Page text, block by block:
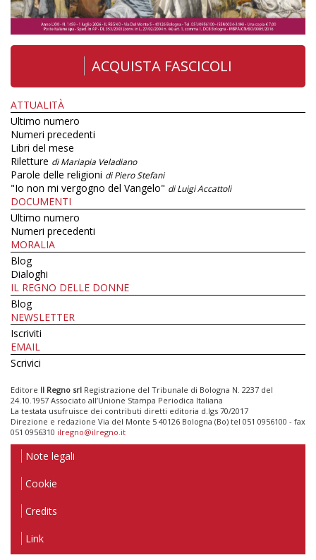
ACQUISTA FASCICOLI
ATTUALITÀ
Ultimo numero
Numeri precedenti
Libri del mese
Riletture di Mariapia Veladiano
Parole delle religioni di Piero Stefani
"Io non mi vergogno del Vangelo" di Luigi Accattoli
DOCUMENTI
Ultimo numero
Numeri precedenti
MORALIA
Blog
Dialoghi
IL REGNO DELLE DONNE
Blog
NEWSLETTER
Iscriviti
EMAIL
Scrivici
Editore Il Regno srl Registrazione del Tribunale di Bologna N. 2237 del
24.10.1957 Associato all’Unione Stampa Periodica Italiana
La testata usufruisce dei contributi diretti editoria d.lgs 70/2017
Direzione e redazione Via del Monte 5 40126 Bologna (Bo) tel 051 0956100 - fax
051 0956310 ilregno@ilregno.it
Note legali
Cookie
Credits
Link